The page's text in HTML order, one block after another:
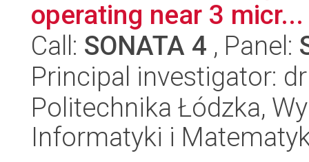
operating near 3 micr...
Call: SONATA 4 , Panel:
Principal investigator:
Politechnika Łódzka,
Informatyki i